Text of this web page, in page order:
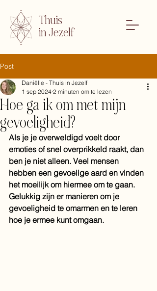
Thuis
in Jezelf
Post
Hoe ga ik om met mijn
gevoeligheid?
Daniëlle - Thuis in Jezelf
1 sep 2024 2 minuten om te lezen
Als je je overweldigd voelt door
emoties of snel overprikkeld raakt, dan
ben je niet alleen. Veel mensen
hebben een gevoelige aard en vinden
het moeilijk om hiermee om te gaan.
Gelukkig zijn er manieren om je
gevoeligheid te omarmen en te leren
hoe je ermee kunt omgaan.